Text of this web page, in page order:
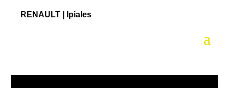
RENAULT | Ipiales